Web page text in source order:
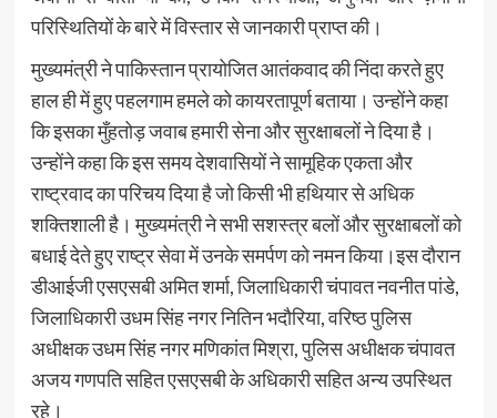
परिस्थितियों के बारे में विस्तार से जानकारी प्राप्त की।
मुख्यमंत्री ने पाकिस्तान प्रायोजित आतंकवाद की निंदा करते हुए
हाल ही में हुए पहलगाम हमले को कायरतापूर्ण बताया। उन्होंने कहा
कि इसका मुँहतोड़ जवाब हमारी सेना और सुरक्षाबलों ने दिया है।
उन्होंने कहा कि इस समय देशवासियों ने सामूहिक एकता और
राष्ट्रवाद का परिचय दिया है जो किसी भी हथियार से अधिक
शक्तिशाली है। मुख्यमंत्री ने सभी सशस्त्र बलों और सुरक्षाबलों को
बधाई देते हुए राष्ट्र सेवा में उनके समर्पण को नमन किया।इस दौरान
डीआईजी एसएसबी अमित शर्मा, जिलाधिकारी चंपावत नवनीत पांडे,
जिलाधिकारी उधम सिंह नगर नितिन भदौरिया, वरिष्ठ पुलिस
अधीक्षक उधम सिंह नगर मणिकांत मिश्रा, पुलिस अधीक्षक चंपावत
अजय गणपति सहित एसएसबी के अधिकारी सहित अन्य उपस्थित
रहे।